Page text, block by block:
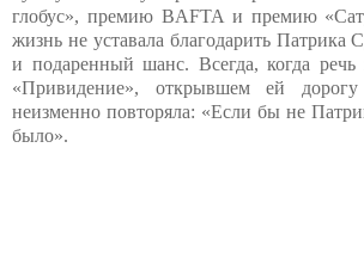
глобус», премию BAFTA и премию
жизнь не уставала благодарить Патрика
и подаренный шанс. Всегда, когда речь
«Привидение», открывшем ей
неизменно повторяла: «Если бы не
было».